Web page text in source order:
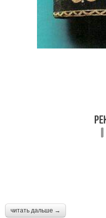
читать дальше →